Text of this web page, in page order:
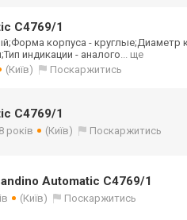
C4769/1
ма корпуса - круглые;Диаметр
индикации - аналого... ще
(Київ) Поскаржитись
C4769/1
років (Київ) Поскаржитись
Automatic C4769/1
(Київ) Поскаржитись